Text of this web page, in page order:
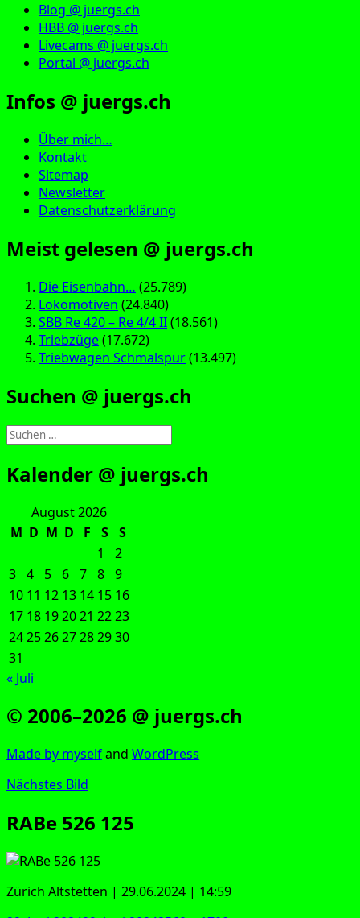
Blog @ juergs.ch
HBB @ juergs.ch
Livecams @ juergs.ch
Portal @ juergs.ch
Infos @ juergs.ch
Über mich…
Kontakt
Sitemap
Newsletter
Datenschutzerklärung
Meist gelesen @ juergs.ch
Die Eisenbahn… (25.789)
Lokomotiven (24.840)
SBB Re 420 – Re 4/4 II(18.561)
Triebzüge(17.672)
Triebwagen Schmalspur(13.497)
Suchen @ juergs.ch
Suchen
nach:
Kalender @ juergs.ch
August 2026
M D M D F S
S
1
2
3 4 5 6 7 8 9
10 11 12 13 14 15 16
17 18 192021 2223
24252627282930
31
« Juli
© 2006–2026 @ juergs.ch
Made by mys­elfand Word­Press
Nächstes Bild
RABe 526 125
Zürich Alt­stet­ten | 29.06.2024 | 14:59